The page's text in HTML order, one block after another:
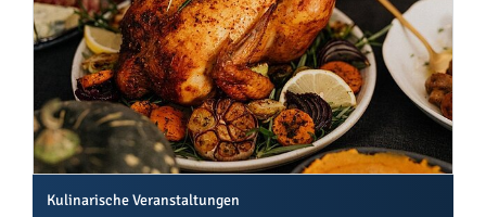
Kulinarische Veranstaltungen